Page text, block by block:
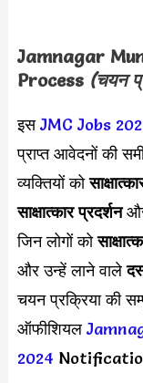
Jamnagar
Process (चयन
इसJMC Jobs
प्राप्त आवेदनों की
व्यक्तियों को
साक्षात्कार प्रदर्शनऔर
जिन लोगों को
और उन्हें लाने वाले
चयन प्रक्रिया की
ऑफीशियल
2024